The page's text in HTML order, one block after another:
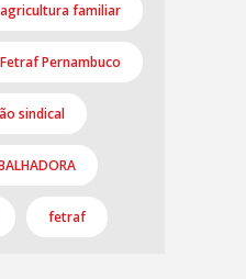
agricultura familiar
Fetraf Pernambuco
sindical
fetraf